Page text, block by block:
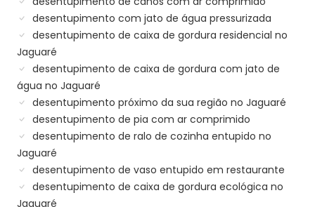
desentupimento com jato de água pressurizada
desentupimento de caixa de gordura residencial no
Jaguaré
desentupimento de caixa de gordura com jato de
água no Jaguaré
desentupimento próximo da sua região no Jaguaré
desentupimento de pia com ar comprimido
desentupimento de ralo de cozinha entupido no
Jaguaré
desentupimento de vaso entupido em restaurante
desentupimento de caixa de gordura ecológica no
Jaguaré